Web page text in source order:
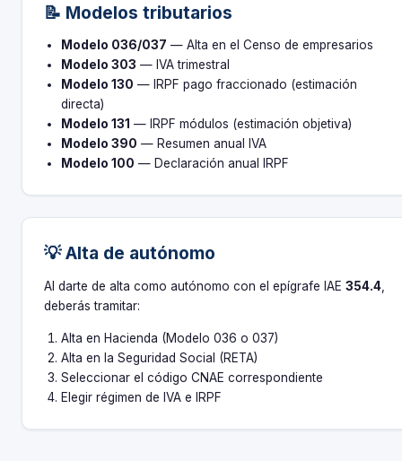
📝 Modelos tributarios
Modelo 036/037 — Alta en el Censo de empresarios
Modelo 303 — IVA trimestral
Modelo 130 — IRPF pago fraccionado (estimación
directa)
Modelo 131 — IRPF módulos (estimación objetiva)
Modelo 390 — Resumen anual IVA
Modelo 100 — Declaración anual IRPF
💡 Alta de autónomo
Al darte de alta como autónomo con el epígrafe IAE 354.4
deberás tramitar:
Alta en Hacienda (Modelo 036 o 037)
Alta en la Seguridad Social (RETA)
Seleccionar el código CNAE correspondiente
Elegir régimen de IVA e IRPF